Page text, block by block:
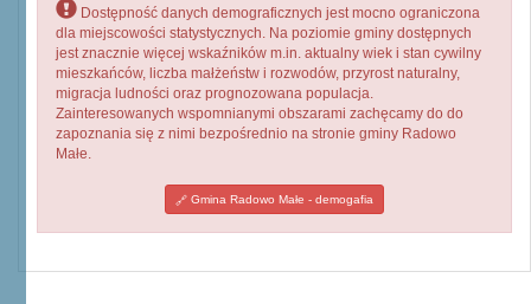
Dostępność danych demograficznych jest mocno ograniczona
dla miejscowości statystycznych. Na poziomie gminy dostępnych
jest znacznie więcej wskaźników m.in. aktualny wiek i stan cywilny
mieszkańców, liczba małżeństw i rozwodów, przyrost naturalny,
migracja ludności oraz prognozowana populacja.
Zainteresowanych wspomnianymi obszarami zachęcamy do do
zapoznania się z nimi bezpośrednio na stronie gminy Radowo
Małe.
Gmina Radowo Małe - demogafia